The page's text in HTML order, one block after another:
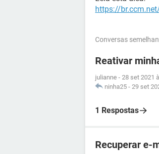
https://
Conversas
Reativar
julianne - 28 set 2021
ninha25 - 29 set
1 Respostas
Recuperar e-